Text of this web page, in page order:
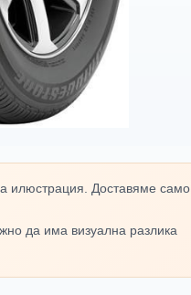
илюстрация. Доставяме само
да има визуална разлика